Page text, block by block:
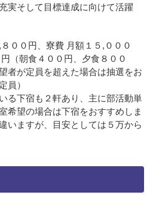
実そして目標達成に向けて活躍
０円、寮費 月額１５,０００
（朝食４００円、夕食８００
者が定員を超えた場合は抽選をお
員）
る下宿も２軒あり、主に部活動単
希望の場合は下宿をおすすめしま
いますが、目安としては５万から